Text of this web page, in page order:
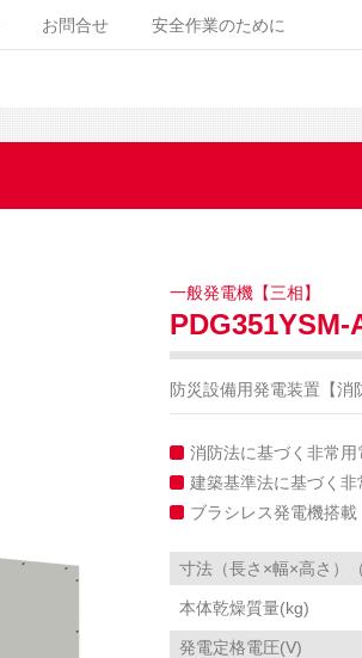
お問合せ 安全作業のために
一般発電機【三相】
PDG351YSM-
防災設備用発電装置【消
消防法に基づく非常用
建築基準法に基づく
ブラシレス発電機搭載
寸法（長さ×幅×高さ）
本体乾燥質量(kg)
発電定格電圧(V)